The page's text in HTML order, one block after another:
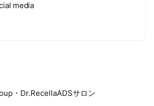
media
・Dr.RecellaADSサロン